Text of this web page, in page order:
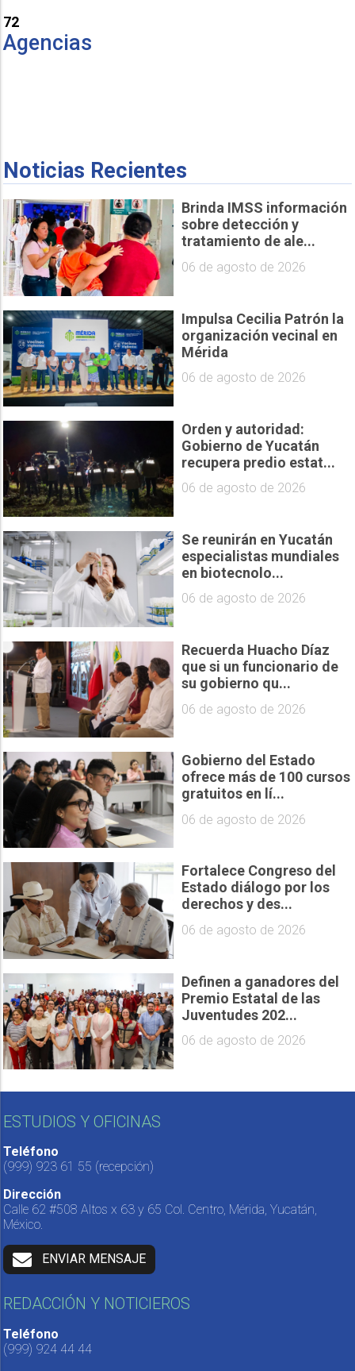
72
Agencias
Noticias Recientes
Brinda IMSS información
sobre detección y
tratamiento de ale...
06 de agosto de 2026
Impulsa Cecilia Patrón la
organización vecinal en
Mérida
06 de agosto de 2026
Orden y autoridad:
Gobierno de Yucatán
recupera predio estat...
06 de agosto de 2026
Se reunirán en Yucatán
especialistas mundiales
en biotecnolo...
06 de agosto de 2026
Recuerda Huacho Díaz
que si un funcionario de
su gobierno qu...
06 de agosto de 2026
Gobierno del Estado
ofrece más de 100 cursos
gratuitos en lí...
06 de agosto de 2026
Fortalece Congreso del
Estado diálogo por los
derechos y des...
06 de agosto de 2026
Definen a ganadores del
Premio Estatal de las
Juventudes 202...
06 de agosto de 2026
ESTUDIOS Y OFICINAS
Teléfono
(999) 923 61 55 (recepción)
Dirección
Calle 62 #508 Altos x 63 y 65 Col. Centro, Mérida, Yucatán,
México.
ENVIAR MENSAJE
REDACCIÓN Y NOTICIEROS
Teléfono
(999) 924 44 44